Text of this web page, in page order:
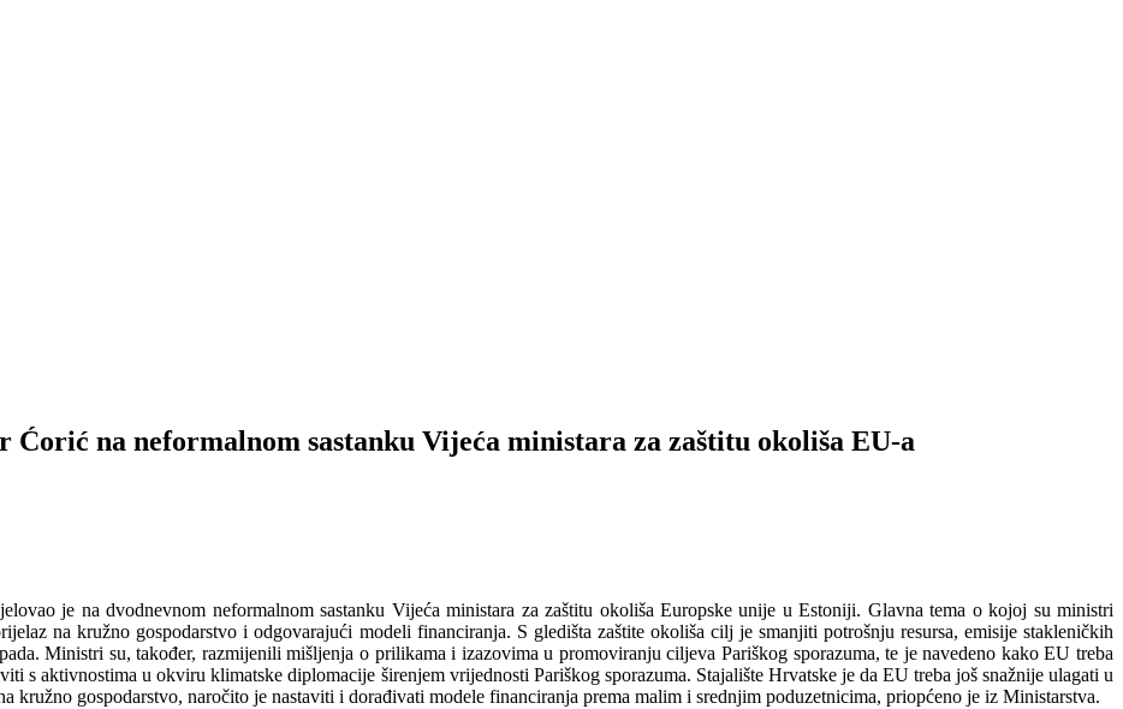
na neformalnom sastanku Vijeća ministara za zaštitu okoliša EU-a
je na dvodnevnom neformalnom sastanku Vijeća ministara za zaštitu okoliša Europske unije u Estoniji. Glavna tema o kojoj su ministri
na kružno gospodarstvo i odgovarajući modeli financiranja. S gledišta zaštite okoliša cilj je smanjiti potrošnju resursa, emisije stakleničkih
Ministri su, također, razmijenili mišljenja o prilikama i izazovima u promoviranju ciljeva Pariškog sporazuma, te je navedeno kako EU treba
s aktivnostima u okviru klimatske diplomacije širenjem vrijednosti Pariškog sporazuma. Stajalište Hrvatske je da EU treba još snažnije ulagati u
kružno gospodarstvo, naročito je nastaviti i dorađivati modele financiranja prema malim i srednjim poduzetnicima, priopćeno je iz Ministarstva.